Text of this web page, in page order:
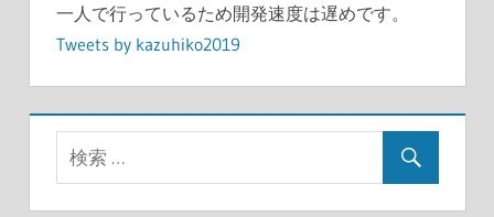
一人で行っているため開発速度は遅めです。
Tweets by kazuhiko2019